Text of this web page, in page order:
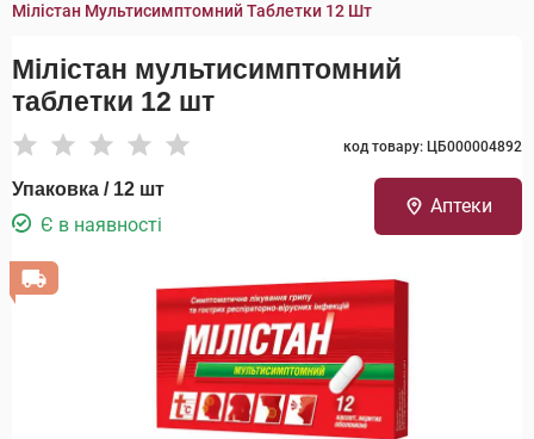
Мілістан Мультисимптомний Таблетки 12 Шт
Мілістан мультисимптомний
таблетки 12 шт
код товару: ЦБ000004892
Упаковка / 12 шт
Є в наявності
Аптеки